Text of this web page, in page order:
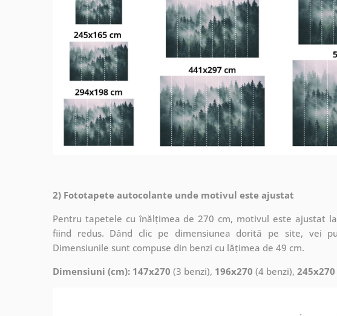
2) Fototapete autocolante unde motivul este ajustat
Pentru tapetele cu înălțimea de 270 cm, motivul este ajustat
fiind redus. Dând clic pe dimensiunea dorită pe site, vei
Dimensiunile sunt compuse din benzi cu lățimea de 49 cm.
Dimensiuni (cm): 147x270 (3 benzi), 196x270 (4 benzi), 245x270